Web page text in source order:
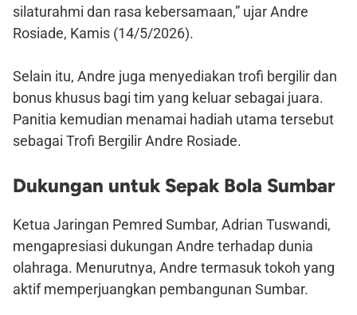
silaturahmi dan rasa kebersamaan,” ujar Andre
Rosiade, Kamis (14/5/2026).
Selain itu, Andre juga menyediakan trofi bergilir dan
bonus khusus bagi tim yang keluar sebagai juara.
Panitia kemudian menamai hadiah utama tersebut
sebagai Trofi Bergilir Andre Rosiade.
Dukungan untuk Sepak Bola Sumbar
Ketua Jaringan Pemred Sumbar, Adrian Tuswandi,
mengapresiasi dukungan Andre terhadap dunia
olahraga. Menurutnya, Andre termasuk tokoh yang
aktif memperjuangkan pembangunan Sumbar.